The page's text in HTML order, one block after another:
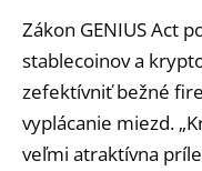
Zákon GENIUS Act
stablecoinov a
zefektívniť bežné
vyplácanie miezd.
veľmi atraktívna